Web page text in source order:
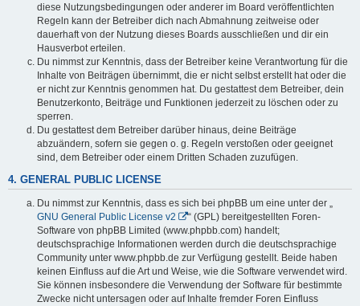
diese Nutzungsbedingungen oder anderer im Board veröffentlichten
Regeln kann der Betreiber dich nach Abmahnung zeitweise oder
dauerhaft von der Nutzung dieses Boards ausschließen und dir ein
Hausverbot erteilen.
Du nimmst zur Kenntnis, dass der Betreiber keine Verantwortung für die
Inhalte von Beiträgen übernimmt, die er nicht selbst erstellt hat oder die
er nicht zur Kenntnis genommen hat. Du gestattest dem Betreiber, dein
Benutzerkonto, Beiträge und Funktionen jederzeit zu löschen oder zu
sperren.
Du gestattest dem Betreiber darüber hinaus, deine Beiträge
abzuändern, sofern sie gegen o. g. Regeln verstoßen oder geeignet
sind, dem Betreiber oder einem Dritten Schaden zuzufügen.
4. GENERAL PUBLIC LICENSE
Du nimmst zur Kenntnis, dass es sich bei phpBB um eine unter der „
GNU General Public License v2
“ (GPL) bereitgestellten Foren-
Software von phpBB Limited (www.phpbb.com) handelt;
deutschsprachige Informationen werden durch die deutschsprachige
Community unter www.phpbb.de zur Verfügung gestellt. Beide haben
keinen Einfluss auf die Art und Weise, wie die Software verwendet wird.
Sie können insbesondere die Verwendung der Software für bestimmte
Zwecke nicht untersagen oder auf Inhalte fremder Foren Einfluss